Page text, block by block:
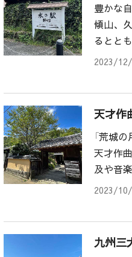
豊かな
傾山、
るとと
2023/
天才作
「荒城
天才作
及や音
2023/
九州三